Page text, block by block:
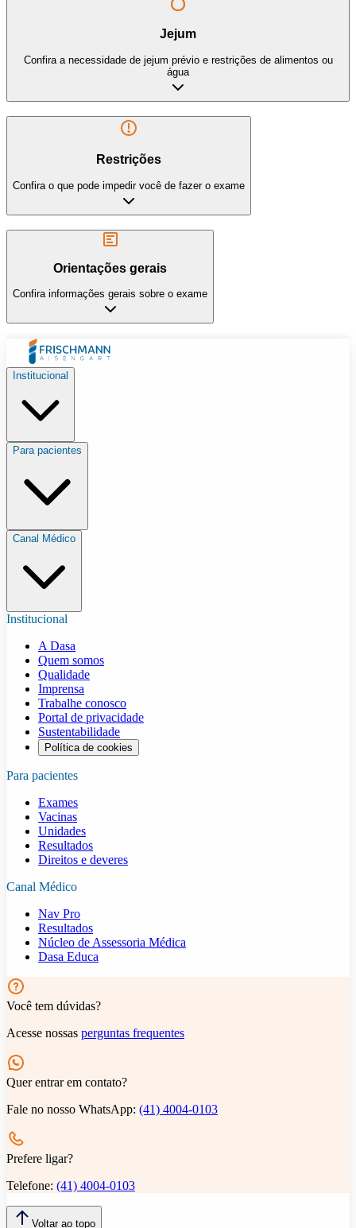
Jejum
Confira a necessidade de jejum prévio e restrições de alimentos ou
água
Restrições
Confira o que pode impedir você de fazer o exame
Orientações gerais
Confira informações gerais sobre o exame
Institucional
Para pacientes
Canal Médico
Institucional
A Dasa
Quem somos
Qualidade
Imprensa
Trabalhe conosco
Portal de privacidade
Sustentabilidade
Política de cookies
Para pacientes
Exames
Vacinas
Unidades
Resultados
Direitos e deveres
Canal Médico
Nav Pro
Resultados
Núcleo de Assessoria Médica
Dasa Educa
Você tem dúvidas?
Acesse nossas perguntas frequentes
Quer entrar em contato?
Fale no nosso WhatsApp: (41) 4004-0103
Prefere ligar?
Telefone: (41) 4004-0103
Voltar ao topo